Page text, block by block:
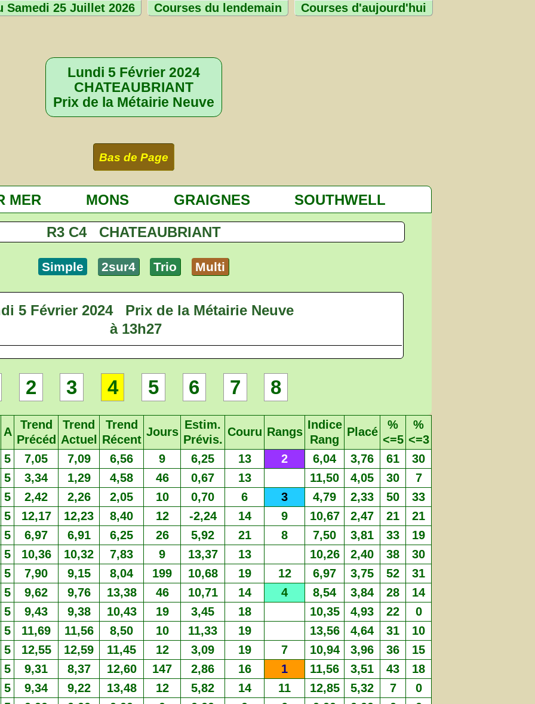
Samedi 25 Juillet 2026 Courses du lendemain Courses d'aujourd'hui
Lundi 5 Février 2024
CHATEAUBRIANT
Prix de la Métairie Neuve
Bas de Page
MER MONS GRAIGNES SOUTHWELL
R3 C4 CHATEAUBRIANT
Simple 2sur4 Trio Multi
5 Février 2024
Prix de la Métairie Neuve
à 13h27
2 3 4 5 6 7 8
A
Trend
Précéd
Trend
Actuel
Trend
Récent
Jours
Estim.
Prévis.
Couru Rangs
Indice
Rang
Placé
%
<=5
%
<=3
5
7,05 7,09 6,56 9 6,25 13 2 6,04 3,76 61
30
5
3,34 1,29 4,58 46 0,67 13 11,50 4,05 30
7
5
2,42 2,26 2,05 10 0,70 6 3 4,79 2,33 50
33
5
12,17 12,23 8,40 12 -2,24 14 9 10,67 2,47 21
21
5
6,97 6,91 6,25 26 5,92 21 8 7,50 3,81 33
19
5
10,36 10,32 7,83 9 13,37 13 10,26 2,40 38
30
5
7,90 9,15 8,04 199 10,68 19 12 6,97 3,75 52
31
5
9,62 9,76 13,38 46 10,71 14 4 8,54 3,84 28
14
5
9,43 9,38 10,43 19 3,45 18 10,35 4,93 22
0
5
11,69 11,56 8,50 10 11,33 19 13,56 4,64 31
10
5
12,55 12,59 11,45 12 3,09 19 7 10,94 3,96 36
15
5
9,31 8,37 12,60 147 2,86 16 1 11,56 3,51 43
18
5
9,34 9,22 13,48 12 5,82 14 11 12,85 5,32 7
0